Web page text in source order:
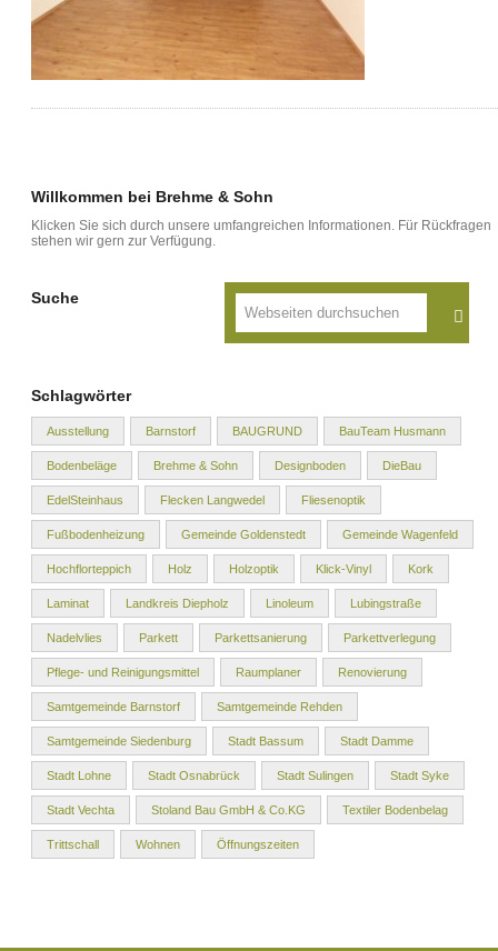
Willkommen bei Brehme & Sohn
Klicken Sie sich durch unsere umfangreichen Informationen. Für Rückfragen
stehen wir gern zur Verfügung.
Suche
Schlagwörter
Ausstellung Barnstorf BAUGRUND BauTeam Husmann
Bodenbeläge Brehme & Sohn Designboden DieBau
EdelSteinhaus Flecken Langwedel Fliesenoptik
Fußbodenheizung Gemeinde Goldenstedt Gemeinde Wagenfeld
Hochflorteppich Holz Holzoptik Klick-Vinyl Kork
Laminat Landkreis Diepholz Linoleum Lubingstraße
Nadelvlies Parkett Parkettsanierung Parkettverlegung
Pflege- und Reinigungsmittel Raumplaner Renovierung
Samtgemeinde Barnstorf Samtgemeinde Rehden
Samtgemeinde Siedenburg Stadt Bassum Stadt Damme
Stadt Lohne Stadt Osnabrück Stadt Sulingen Stadt Syke
Stadt Vechta Stoland Bau GmbH & Co.KG Textiler Bodenbelag
Trittschall Wohnen Öffnungszeiten